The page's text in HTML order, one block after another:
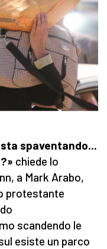
spaventando...
chiede lo
a Mark Arabo,
protestante
scandendo le
esiste un parco